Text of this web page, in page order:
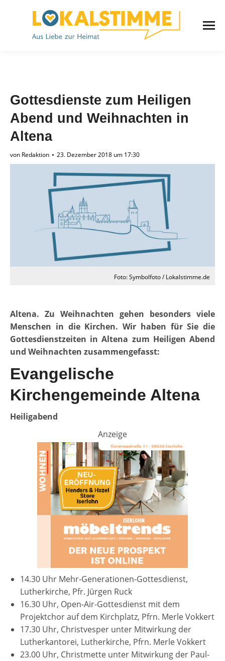
Gottesdienste zum Heiligen
Abend und Weihnachten in
Altena
von Redaktion 23. Dezember 2018 um 17:30
Foto: Symbolfoto / Lokalstimme.de
Altena. Zu Weihnachten gehen besonders viele
Menschen in die Kirchen. Wir haben für Sie die
Gottesdienstzeiten in Altena zum Heiligen Abend
und Weihnachten zusammengefasst:
Evangelische
Kirchengemeinde Altena
Heiligabend
Anzeige
14.30 Uhr Mehr-Generationen-Gottesdienst,
Lutherkirche, Pfr. Jürgen Ruck
16.30 Uhr, Open-Air-Gottesdienst mit dem
Projektchor auf dem Kirchplatz, Pfrn. Merle Vokkert
17.30 Uhr, Christvesper unter Mitwirkung der
Lutherkantorei, Lutherkirche, Pfrn. Merle Vokkert
23.00 Uhr, Christmette unter Mitwirkung der Paul-